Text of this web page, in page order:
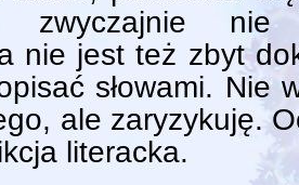
zwyczajnie nie
nie jest też zbyt
słowami. Nie
ale zaryzykuję.
literacka.